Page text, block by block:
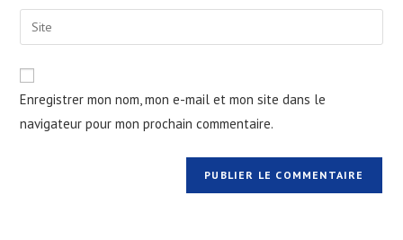
comment
email
address
Saisir
l’URL
votre
site
(facultatif)
Enregistrer mon nom, mon e-mail et mon site dans le
navigateur pour mon prochain commentaire.